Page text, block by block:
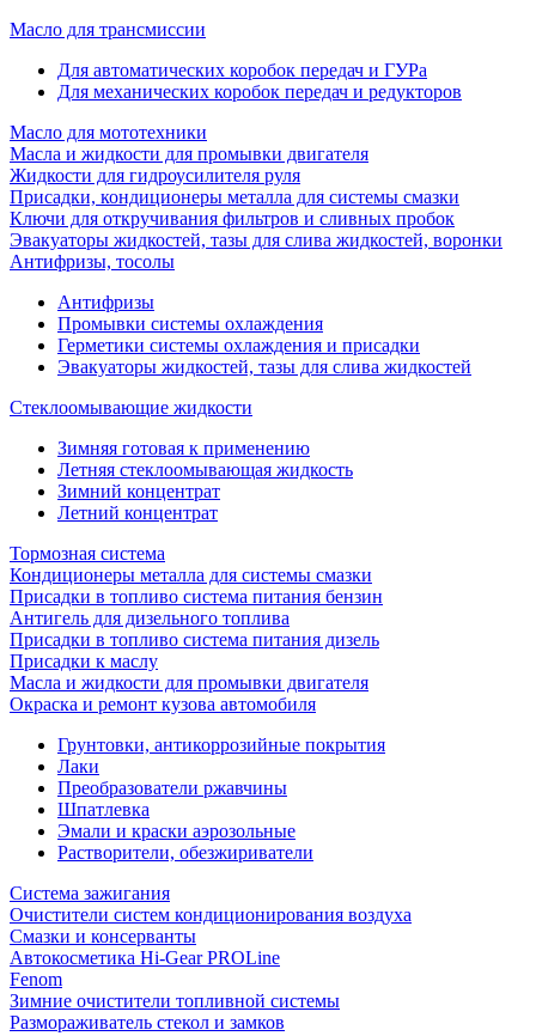
Масло для трансмиссии
Для автоматических коробок передач и ГУРа
Для механических коробок передач и редукторов
Масло для мототехники
Масла и жидкости для промывки двигателя
Жидкости для гидроусилителя руля
Присадки, кондиционеры металла для системы смазки
Ключи для откручивания фильтров и сливных пробок
Эвакуаторы жидкостей, тазы для слива жидкостей, воронки
Антифризы, тосолы
Антифризы
Промывки системы охлаждения
Герметики системы охлаждения и присадки
Эвакуаторы жидкостей, тазы для слива жидкостей
Стеклоомывающие жидкости
Зимняя готовая к применению
Летняя стеклоомывающая жидкость
Зимний концентрат
Летний концентрат
Тормозная система
Кондиционеры металла для системы смазки
Присадки в топливо система питания бензин
Антигель для дизельного топлива
Присадки в топливо система питания дизель
Присадки к маслу
Масла и жидкости для промывки двигателя
Окраска и ремонт кузова автомобиля
Грунтовки, антикоррозийные покрытия
Лаки
Преобразователи ржавчины
Шпатлевка
Эмали и краски аэрозольные
Растворители, обезжириватели
Система зажигания
Очистители систем кондиционирования воздуха
Смазки и консерванты
Автокосметика Hi-Gear PROLine
Fenom
Зимние очистители топливной системы
Размораживатель стекол и замков